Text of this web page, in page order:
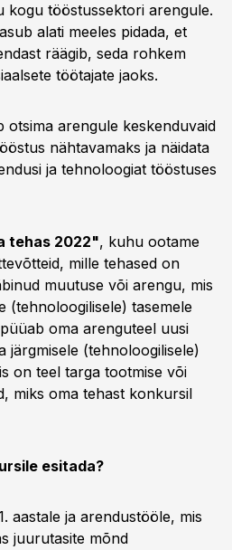
kogu tööstussektori arengule.
alati meeles pidada, et
räägib, seda rohkem
töötajate jaoks.
otsima arengule keskenduvaid
nähtavamaks ja näidata
ja tehnoloogiat tööstuses
tehas 2022", kuhu ootame
mille tehased on
muutuse või arengu, mis
(tehnoloogilisele) tasemele
oma arenguteel uusi
järgmisele (tehnoloogilisele)
on teel targa tootmise või
miks oma tehast konkursil
esitada?
aastale ja arendustööle, mis
juurutasite mõnd